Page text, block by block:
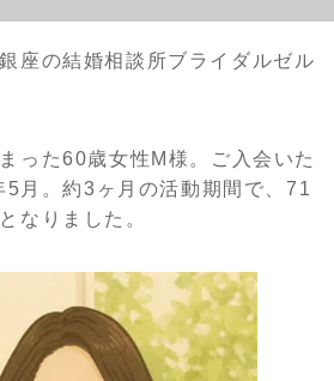
座の結婚相談所ブライダルゼル
った60歳女性M様。ご入会いた
月。約3ヶ月の活動期間で、71
なりました。